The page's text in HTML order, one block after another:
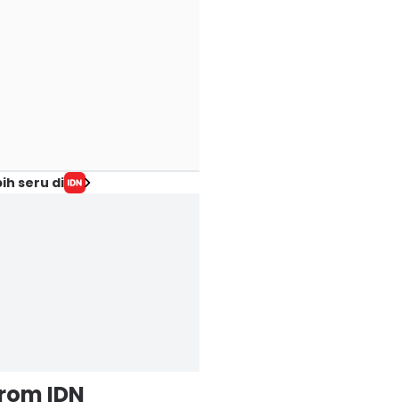
seru di
IDN